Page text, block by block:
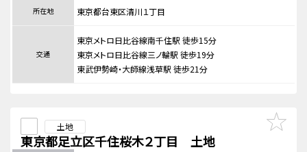
所在地 東京都台東区清川１丁目
交通
東京メトロ日比谷線南千住駅 徒歩15分
東京メトロ日比谷線三ノ輪駅 徒歩19分
東武伊勢崎・大師線浅草駅 徒歩21分
土地
東京都足立区千住桜木２丁目 土地